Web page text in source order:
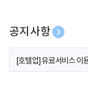
공지사항
[호텔업] 개인정보 처리
[호텔업] 유료서비스 이